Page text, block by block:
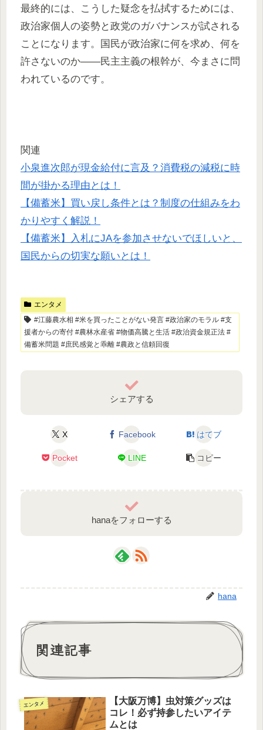
最終的には、こうした疑念を払拭するためには、
政治家個人の姿勢と政党のガバナンスが試される
ことになります。国民が政治家に何を求め、何を
許さないのか——民主主義の根幹が、今まさに問
われているのです。
関連
小泉進次郎が現金給付に言及？消費税の減税に時
間が掛かる理由とは！
【備蓄米】買い戻し条件とは？制度の仕組みをわ
かりやすく解説！
【備蓄米】入札にJAを参加させないでほしいと、
国民からの切実な願いとは！
エンタメ
#江藤農水相 #米を買ったことがない発言 #政治家のモラル #支
援者からの寄付 #農林水産省 #物価高騰と生活 #政治資金規正法 #
備蓄米問題 #庶民感覚と乖離 #農政と信頼回復
シェアする
X Facebook はてブ
Pocket LINE コピー
hanaをフォローする
hana
関連記事
エンタメ
【大阪万博】虫対策グッズは
コレ！必ず持参したいアイテ
ムとは